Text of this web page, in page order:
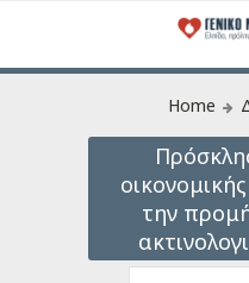
Home
την